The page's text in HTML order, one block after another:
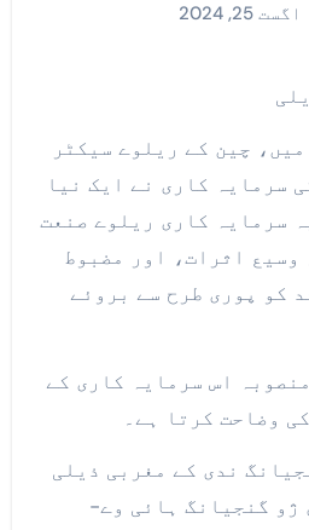
اگست 25, 2024
چین کے ریلوے سیکٹر
سرمایہ کاری نے ایک نیا
سرمایہ کاری ریلوے صنعت
وسیع اثرات، اور مضبوط
کو پوری طرح سے بروئے
اس سرمایہ کاری کے
وضاحت کرتا ہے۔
ندی کے مغربی ذیلی
ژو گنجیانگ ہائی وے-